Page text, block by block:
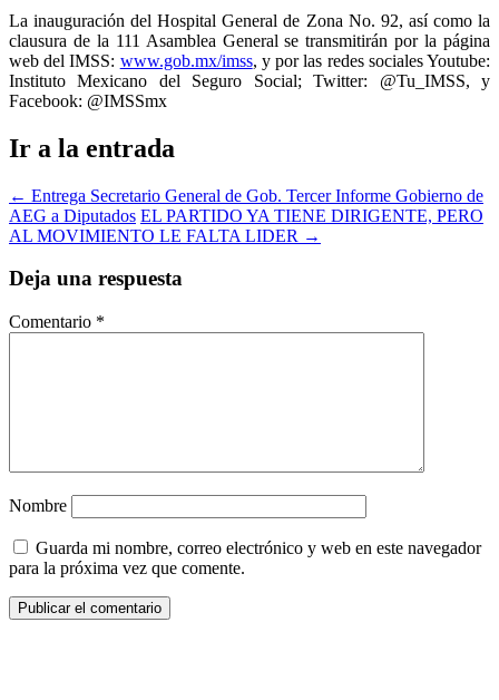
La inauguración del Hospital General de Zona No. 92, así como la
clausura de la 111 Asamblea General se transmitirán por la página
web del IMSS: www.gob.mx/imss, y por las redes sociales Youtube:
Instituto Mexicano del Seguro Social; Twitter: @Tu_IMSS, y
Facebook: @IMSSmx
Ir a la entrada
← Entrega Secretario General de Gob. Tercer Informe Gobierno de
AEG a Diputados EL PARTIDO YA TIENE DIRIGENTE, PERO
AL MOVIMIENTO LE FALTA LIDER →
Deja una respuesta
Comentario *
Nombre
Guarda mi nombre, correo electrónico y web en este navegador
para la próxima vez que comente.